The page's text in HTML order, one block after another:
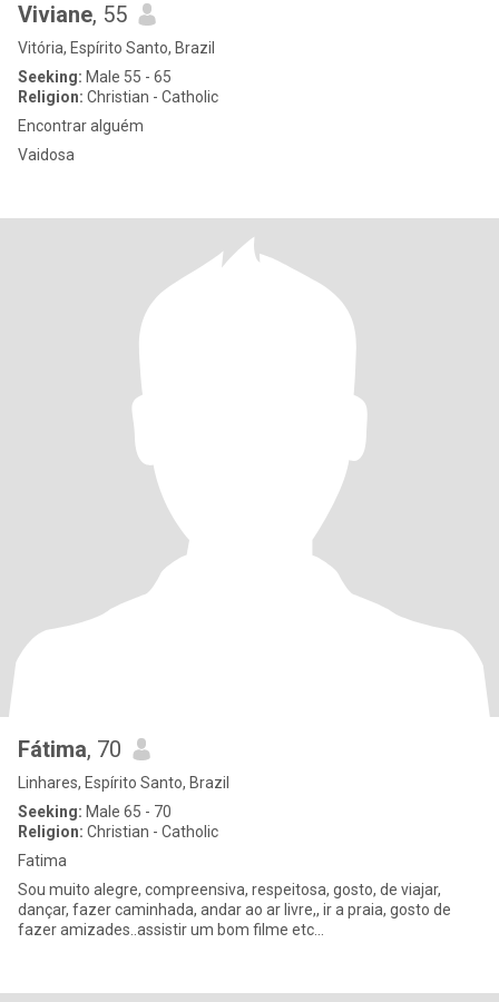
Viviane, 55
Vitória, Espírito Santo, Brazil
Seeking: Male 55 - 65
Religion: Christian - Catholic
Encontrar alguém
Vaidosa
Fátima, 70
Linhares, Espírito Santo, Brazil
Seeking: Male 65 - 70
Religion: Christian - Catholic
Fatima
Sou muito alegre, compreensiva, respeitosa, gosto, de viajar,
dançar, fazer caminhada, andar ao ar livre,, ir a praia, gosto de
fazer amizades..assistir um bom filme etc...